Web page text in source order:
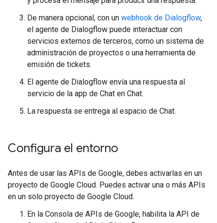
De manera opcional, con un webhook de Dialogflow,
el agente de Dialogflow puede interactuar con
servicios externos de terceros, como un sistema de
administración de proyectos o una herramienta de
emisión de tickets.
El agente de Dialogflow envía una respuesta al
servicio de la app de Chat en Chat.
La respuesta se entrega al espacio de Chat.
Configura el entorno
Antes de usar las APIs de Google, debes activarlas en un
proyecto de Google Cloud. Puedes activar una o más APIs
en un solo proyecto de Google Cloud.
En la Consola de APIs de Google, habilita la API de